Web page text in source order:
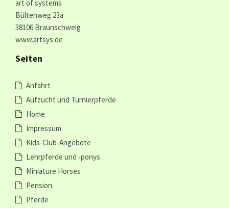
art of systems
Bültenweg 23a
38106 Braunschweig
www.artsys.de
Seiten
Anfahrt
Aufzucht und Turnierpferde
Home
Impressum
Kids-Club-Angebote
Lehrpferde und -ponys
Miniature Horses
Pension
Pferde